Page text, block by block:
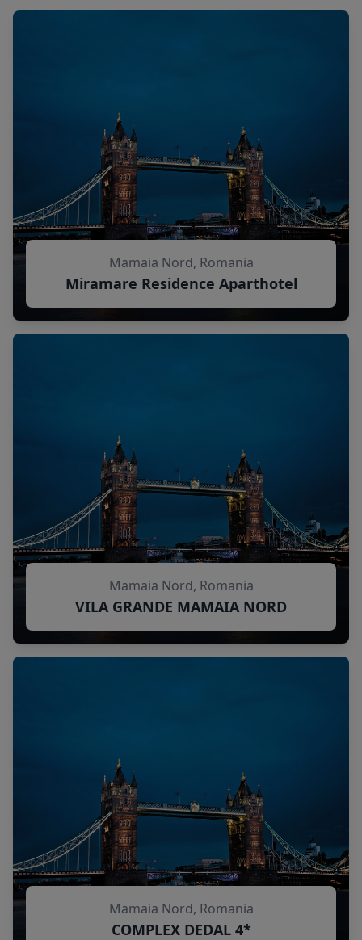
Mamaia Nord, Romania
Miramare Residence Aparthotel
Mamaia Nord, Romania
VILA GRANDE MAMAIA NORD
Mamaia Nord, Romania
COMPLEX DEDAL 4*